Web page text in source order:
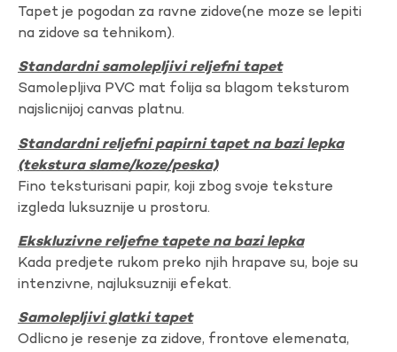
Tapet je pogodan za ravne zidove(ne moze se lepiti
na zidove sa tehnikom).
Standardni samolepljivi reljefni tapet
Samolepljiva PVC mat folija sa blagom teksturom
najslicnijoj canvas platnu.
Standardni reljefni papirni tapet na bazi lepka
(tekstura slame/koze/peska)
Fino teksturisani papir, koji zbog svoje teksture
izgleda luksuznije u prostoru.
Ekskluzivne reljefne tapete na bazi lepka
Kada predjete rukom preko njih hrapave su, boje su
intenzivne, najluksuzniji efekat.
Samolepljivi glatki tapet
Odlicno je resenje za zidove, frontove elemenata,